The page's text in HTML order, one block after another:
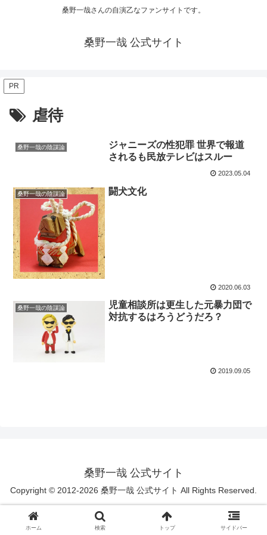
桑野一哉さんの自演乙なファンサイトです。
桑野一哉 公式サイト
PR
虐待
桑野一哉の陰謀論
ジャニーズの性犯罪 世界で報道
されるも民放テレビはスルー
2023.05.04
桑野一哉の陰謀論 闘犬文化
2020.06.03
桑野一哉の陰謀論
児童相談所は更生した元暴力団で
対抗するはろうどうだろ？
2019.09.05
桑野一哉 公式サイト
Copyright © 2012-2026 桑野一哉 公式サイト All Rights Reserved.
ホーム 検索 トップ サイドバー